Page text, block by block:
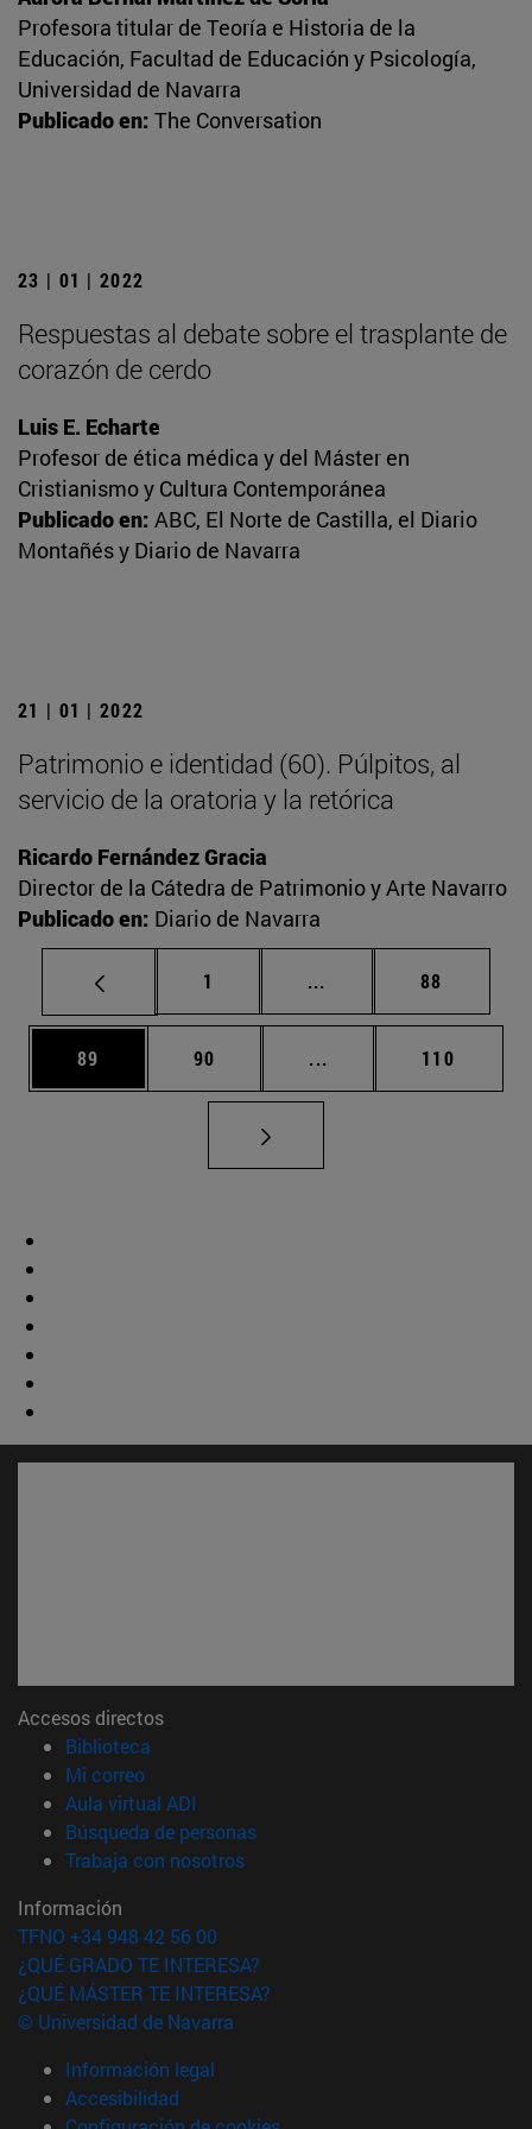
Profesora titular de Teoría e Historia de la
Educación, Facultad de Educación y Psicología,
Universidad de Navarra
Publicado en: The Conversation
23 | 01 | 2022
Respuestas al debate sobre el trasplante de
corazón de cerdo
Luis E. Echarte
Profesor de ética médica y del Máster en
Cristianismo y Cultura Contemporánea
Publicado en: ABC, El Norte de Castilla, el Diario
Montañés y Diario de Navarra
21 | 01 | 2022
Patrimonio e identidad (60). Púlpitos, al
servicio de la oratoria y la retórica
Ricardo Fernández Gracia
Director de la Cátedra de Patrimonio y Arte Navarro
Publicado en: Diario de Navarra
Página
1 ... Páginas intermedias
Página
88
Página
89 Página
90 ... Páginas intermedias
Página
110
Accesos directos
Biblioteca
Mi correo(abre en nueva ventana)
Aula virtual ADI
Búsqueda de personas(abre en nueva ventana)
Trabaja con nosotros(abre en nueva ventana)
Información
TFNO +34 948 42 56 00
¿QUÉ GRADO TE INTERESA?
¿QUÉ MÁSTER TE INTERESA?
© Universidad de Navarra
Información legal
Accesibilidad